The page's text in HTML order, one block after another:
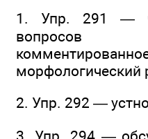
1. Упр. 291 —
морфологический
2. Упр. 292 —